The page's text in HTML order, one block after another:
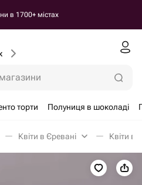
в 1700+ містах
торти Полуниця в шоколаді
Квіти в Єревані Квіти в